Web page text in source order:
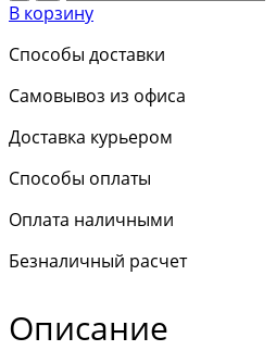
В корзину
Способы доставки
Самовывоз из офиса
Доставка курьером
Способы оплаты
Оплата наличными
Безналичный расчет
Описание